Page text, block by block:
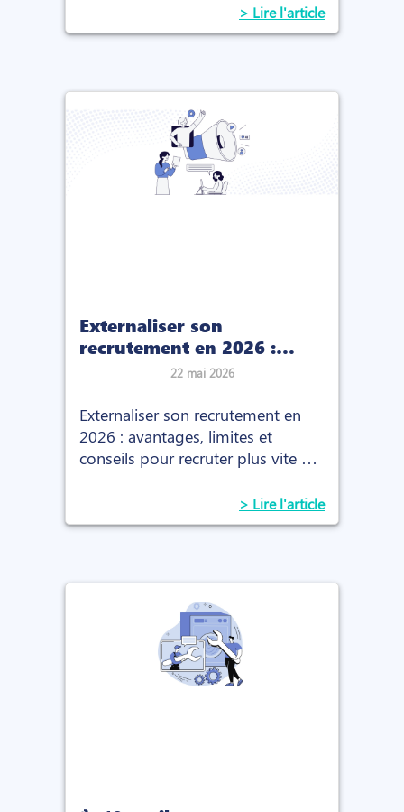
> Lire l'article
Externaliser son
recrutement en 2026 :
guide complet, avantages
22 mai 2026
Externaliser son recrutement en
2026 : avantages, limites et
conseils pour recruter plus vite et
> Lire l'article